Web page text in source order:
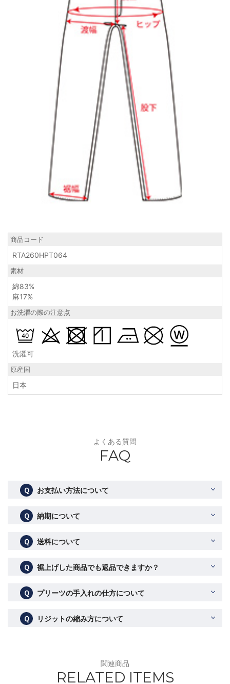
商品コード
RTA260HPT064
素材
綿83%
麻17%
お洗濯の際の注意点
洗濯可
原産国
日本
よくある質問
FAQ
Ｑ お支払い方法について
Ｑ 納期について
Ｑ 送料について
Ｑ 裾上げした商品でも返品できますか？
Ｑ プリーツの手入れの仕方について
Ｑ リジットの縮み方について
関連商品
RELATED ITEMS